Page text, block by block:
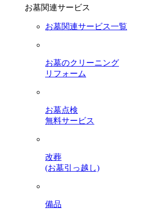
お墓関連サービス
お墓関連サービス一覧
お墓のクリーニング
リフォーム
お墓点検
無料サービス
改葬
(お墓引っ越し)
備品